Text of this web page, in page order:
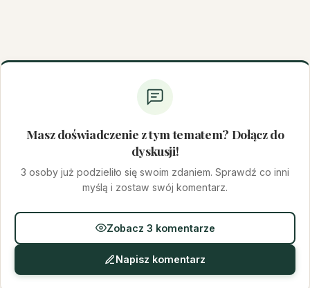
Masz doświadczenie z tym tematem? Dołącz do
dyskusji!
3 osoby już podzieliło się swoim zdaniem. Sprawdź co inni
myślą i zostaw swój komentarz.
Zobacz 3 komentarze
Napisz komentarz